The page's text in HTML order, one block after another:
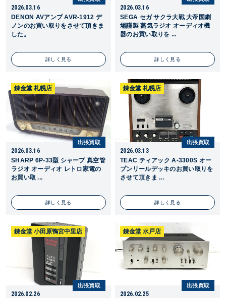
2026.03.16
DENON AVアンプ AVR-1912 デ
ノンのお買い取りをさせて頂きま
した。
詳しく見る
2026.03.16
SEGA セガ サクラ大戦 大帝国劇
場謹製 蒸気ラジオ オーディオ機
器のお買い取りを ...
詳しく見る
錬金堂 札幌店
出張買取
2026.03.16
SHARP 6P-33型 シャープ 真空管
ラジオ オーディオ レトロ家電の
お買い取 ...
詳しく見る
錬金堂 札幌店
出張買取
2026.03.13
TEAC ティアック A-3300S オー
プンリールデッキのお買い取りを
させて頂きま ...
詳しく見る
錬金堂 小田原鴨宮中里店
出張買取
2026.02.26
錬金堂 水戸店
出張買取
2026.02.25